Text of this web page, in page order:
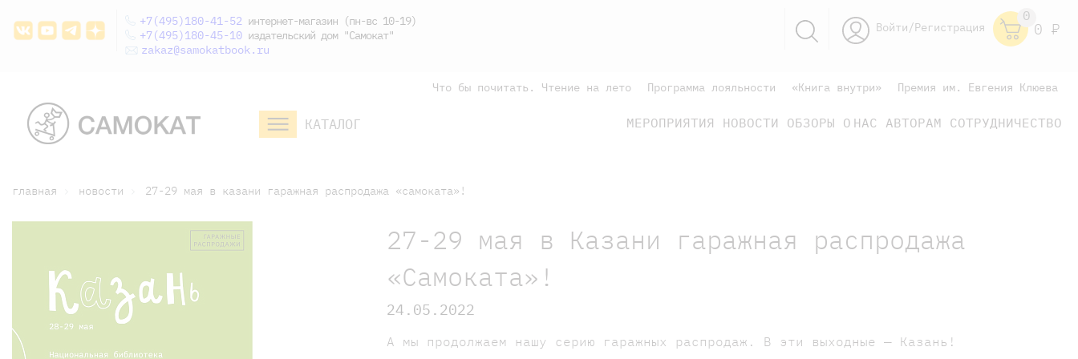
+7(495)180-41-52 интернет-магазин (пн-вс 10-19)
+7(495)180-45-10 издательский дом "Самокат"
zakaz@samokatbook.ru
Войти/Регистрация
0
0 Р
Что бы почитать. Чтение на лето Программа лояльности «Книга внутри» Премия им. Евгения Клюева
КАТАЛОГ МЕРОПРИЯТИЯ НОВОСТИ ОБЗОРЫ О НАС АВТОРАМ СОТРУДНИЧЕСТВО
дошкольникам
главная новости 27-29 мая в казани гаражная распродажа «самоката»!
27-29 мая в Казани гаражная распродажа
«Самоката»!
24.05.2022
А мы продолжаем нашу серию гаражных распродаж. В эти выходные — Казань!